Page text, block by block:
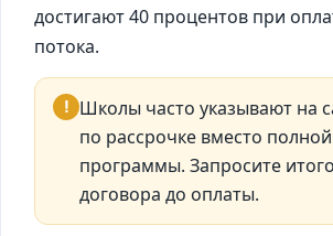
достигают 40 процентов при
потока.
! Школы часто указывают на
по рассрочке вместо
программы. Запросите
договора до оплаты.